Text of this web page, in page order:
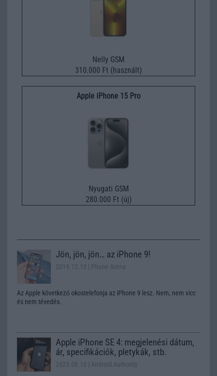
Nelly GSM
310.000 Ft (használt)
Apple iPhone 15 Pro
Nyugati GSM
280.000 Ft (új)
Jön, jön, jön… az iPhone 9!
2019.12.10 | Phone Arena
Az Apple következő okostelefonja az iPhone 9 lesz. Nem, nem vicc
és nem tévedés.
Apple iPhone SE 4: megjelenési dátum,
ár, specifikációk, pletykák, stb.
2023.08.10 | Android Authority